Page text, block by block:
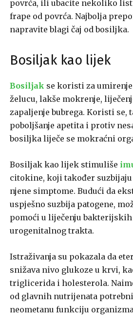
povrća, ili ubacite nekoliko
frape od povrća. Najbolja
napravite blagi čaj od bosiljka.
Bosiljak kao lijek
Bosiljak se koristi za umirenje
želucu, lakše mokrenje,
zapaljenje bubrega. Koristi se,
poboljšanje apetita i protiv
bosiljka liječe se mokraćni
Bosiljak kao lijek stimuliše
citokine, koji također suzbijaju
njene simptome. Budući da
uspješno suzbija patogene,
pomoći u liječenju
urogenitalnog trakta.
Istraživanja su pokazala da
snižava nivo glukoze u krvi,
triglicerida i holesterola.
od glavnih nutrijenata
neometanu funkciju